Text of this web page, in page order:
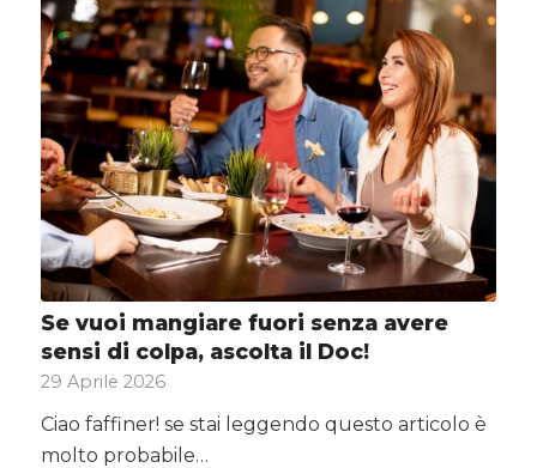
Se vuoi mangiare fuori senza avere
sensi di colpa, ascolta il Doc!
29 Aprile 2026
Ciao faffiner! se stai leggendo questo articolo è
molto probabile…